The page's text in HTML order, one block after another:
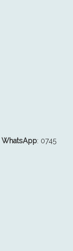
WhatsApp: 0745